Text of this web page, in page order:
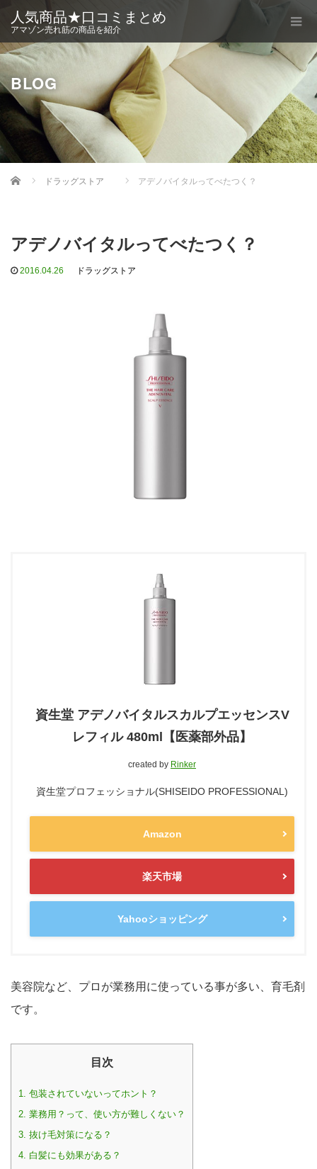
人気商品★口コミまとめ
アマゾン売れ筋の商品を紹介
BLOG
Home ドラッグストア アデノバイタルってべたつく？
アデノバイタルってべたつく？
2016.04.26 ドラッグストア
資生堂 アデノバイタルスカルプエッセンスV
レフィル 480ml【医薬部外品】
created by Rinker
資生堂プロフェッショナル(SHISEIDO PROFESSIONAL)
Amazon
楽天市場
Yahooショッピング
美容院など、プロが業務用に使っている事が多い、育毛剤
です。
目次
1. 包装されていないってホント？
2. 業務用？って、使い方が難しくない？
3. 抜け毛対策になる？
4. 白髪にも効果がある？